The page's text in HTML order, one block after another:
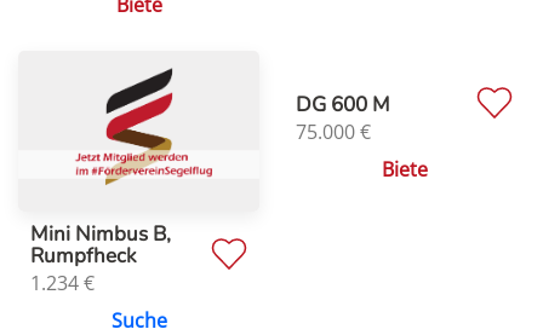
Mini Nimbus B,
Rumpfheck
1.234€
Suche
DG 600 M
75.000€
Biete